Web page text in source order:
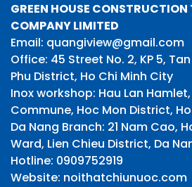
GREEN HOUSE
COMPANY LIMITED
Email: quangiview@gmail.com
Office: 45 Street No. 2, KP 5,
Phu District, Ho Chi Minh City
Inox workshop: Hau Lan
Commune, Hoc Mon District,
Da Nang Branch: 21 Nam Cao,
Ward, Lien Chieu District, Da
Hotline: 0909752919
Website: noithatchiunuoc.com